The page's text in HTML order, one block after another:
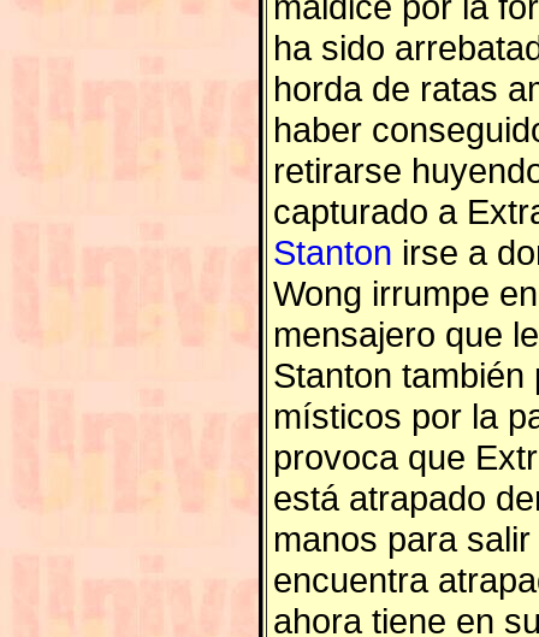
ha sido
horda de ratas
haber
retirarse
capturado a
Stanton irse a
Wong irrumpe
mensajero que
Stanton también
místicos por la
provoca que
está atrapado
manos para
encuentra
ahora tiene en